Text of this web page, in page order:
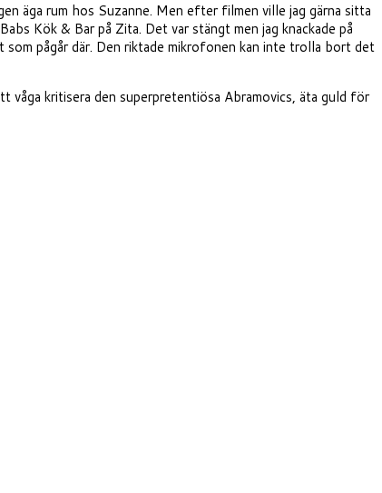
äga rum hos Suzanne. Men efter filmen ville jag gärna sitta
Kök & Bar på Zita. Det var stängt men jag knackade på
pågår där. Den riktade mikrofonen kan inte trolla bort det
våga kritisera den superpretentiösa Abramovics, äta guld för